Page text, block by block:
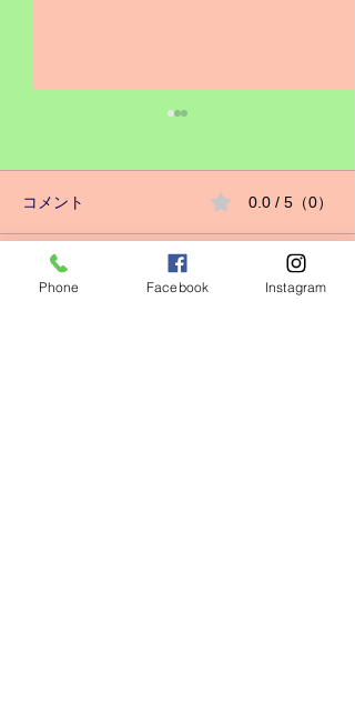
キッズクラス増設❗️
コメント 0.0 / 5（0）
コメントと評価...
Phone Facebook Instagram